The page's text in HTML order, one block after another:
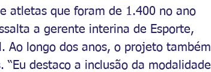
atletas que foram de 1.400 no ano
a gerente interina de Esporte,
Ao longo dos anos, o projeto também
destaco a inclusão da modalidade